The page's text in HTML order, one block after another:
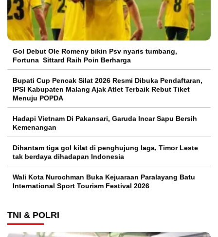
Gol Debut Ole Romeny bikin Psv nyaris tumbang,
Fortuna Sittard Raih Poin Berharga
Bupati Cup Pencak Silat 2026 Resmi Dibuka Pendaftaran,
IPSI Kabupaten Malang Ajak Atlet Terbaik Rebut Tiket
Menuju POPDA
Hadapi Vietnam Di Pakansari, Garuda Incar Sapu Bersih
Kemenangan
Dihantam tiga gol kilat di penghujung laga, Timor Leste
tak berdaya dihadapan Indonesia
Wali Kota Nurochman Buka Kejuaraan Paralayang Batu
International Sport Tourism Festival 2026
TNI & POLRI